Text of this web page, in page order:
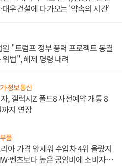
대우건설에 다가오는 '약속의 시간'
원 "트럼프 정부 풍력 프로젝트 동결
위법", 해제 명령 내려
·정보통신
, 갤럭시Z 폴드8 사전예약 개통 8
지 연장
품
아 가격 앞세워 수입차 4위 올랐지
벤츠보다 높은 공임비에 소비자